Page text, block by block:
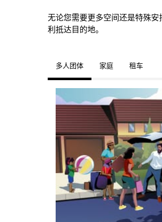
无论您需要更多空间还是特殊
利抵达目的地。
多人团体 家庭 租车